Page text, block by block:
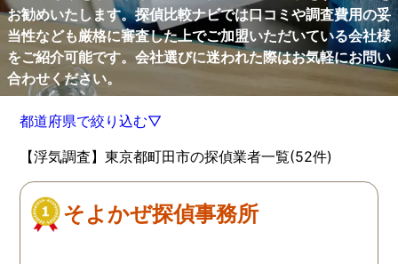
お勧めいたします。探偵比較ナビでは口コミや調査費用の妥
当性なども厳格に審査した上でご加盟いただいている会社様
をご紹介可能です。会社選びに迷われた際はお気軽にお問い
合わせください。
都道府県で絞り込む▽
【浮気調査】東京都町田市の探偵業者一覧(52件)
そよかぜ探偵事務所